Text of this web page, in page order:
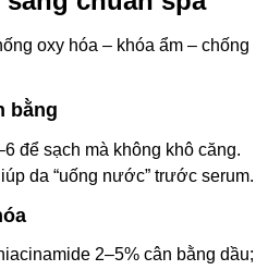
oxy hóa – khóa ẩm – chống
bằng
để sạch mà không khô căng.
da “uống nước” trước serum.
2–5% cân bằng dầu;